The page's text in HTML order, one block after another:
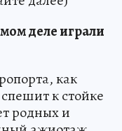
деле играли
как
к стойке
родных и